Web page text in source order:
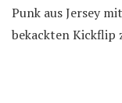
Punk aus Jersey
bekackten Kickflip